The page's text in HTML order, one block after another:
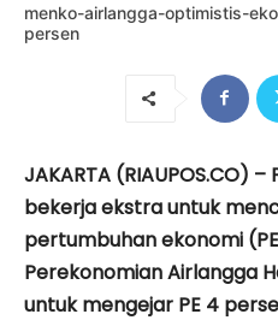
menko-airlangga-optimistis-
persen
JAKARTA (RIAUPOS.CO)
bekerja ekstra untuk
pertumbuhan ekonomi
Perekonomian Airlangga
untuk mengejar PE 4